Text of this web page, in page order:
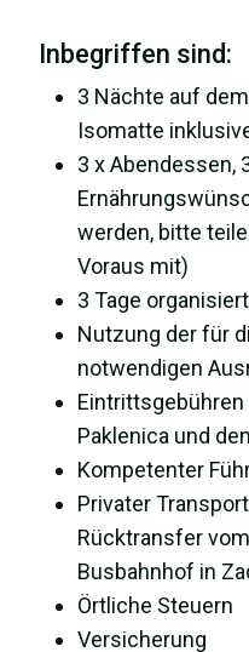
Inbegriffen sind:
3 Nächte auf
Isomatte
3 x Abendessen,
werden, bitte
Voraus mit)
3 Tage
Nutzung der für
notwendigen
Paklenica und
Kompetenter
Privater
Rücktransfer
Busbahnhof in
Örtliche Steuern
Versicherung